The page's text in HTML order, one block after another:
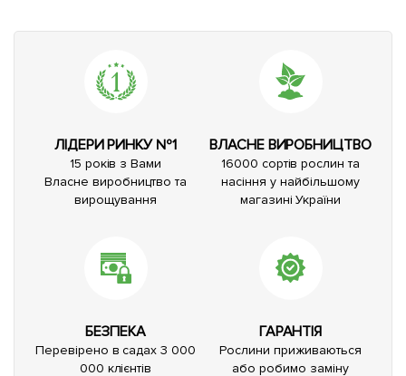
ЛІДЕРИ РИНКУ №1
15 років з Вами
Власне виробництво та
вирощування
ВЛАСНЕ ВИРОБНИЦТВО
16000 сортів рослин та
насіння у найбільшому
магазині України
БЕЗПЕКА
Перевірено в садах 3 000
000 клієнтів
ГАРАНТІЯ
Рослини приживаються
або робимо заміну